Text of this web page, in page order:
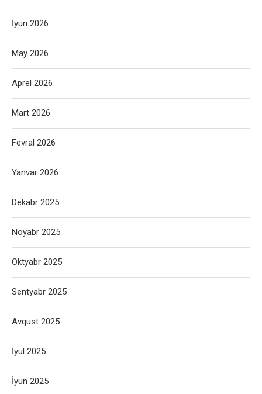
İyun 2026
May 2026
Aprel 2026
Mart 2026
Fevral 2026
Yanvar 2026
Dekabr 2025
Noyabr 2025
Oktyabr 2025
Sentyabr 2025
Avqust 2025
İyul 2025
İyun 2025